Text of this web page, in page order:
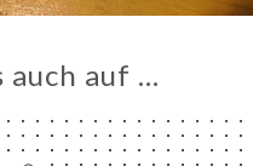
auch auf …